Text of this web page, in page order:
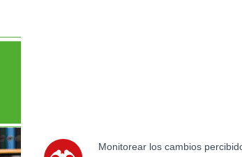
Monitorear los cambios